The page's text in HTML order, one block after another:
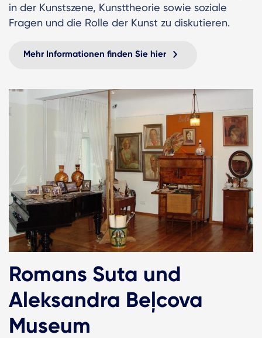
in der Kunstszene, Kunsttheorie sowie soziale
Fragen und die Rolle der Kunst zu diskutieren.
Mehr Informationen finden Sie hier
Romans Suta und
Aleksandra Beļcova
Museum